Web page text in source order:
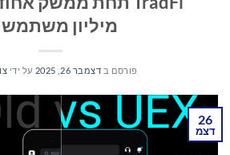
מיליון
פורסם ב דצמבר 26, 2025 על ידי
26
דצמ